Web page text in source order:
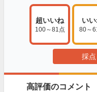
超いいね
100～81点
い
80～
採
高評価のコメント